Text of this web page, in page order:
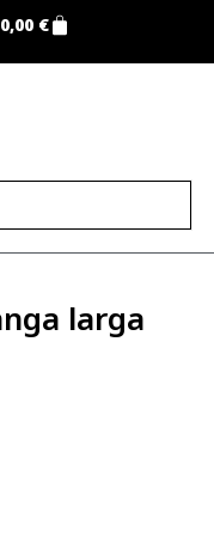
0,00 €
larga